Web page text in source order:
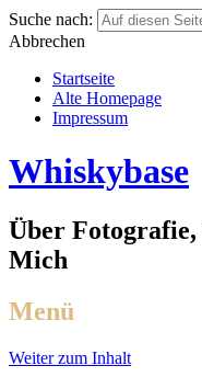
Suche nach:
Abbrechen
Startseite
Alte Homepage
Impressum
Whiskybase
Über Fotografie,
Mich
Menü
Weiter zum Inhalt